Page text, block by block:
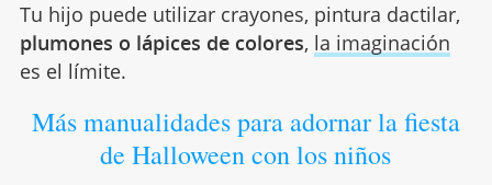
Tu hijo puede utilizar crayones, pintura dactilar,
plumones o lápices de colores, la imaginación
es el límite.
Más manualidades para adornar la fiesta
de Halloween con los niños